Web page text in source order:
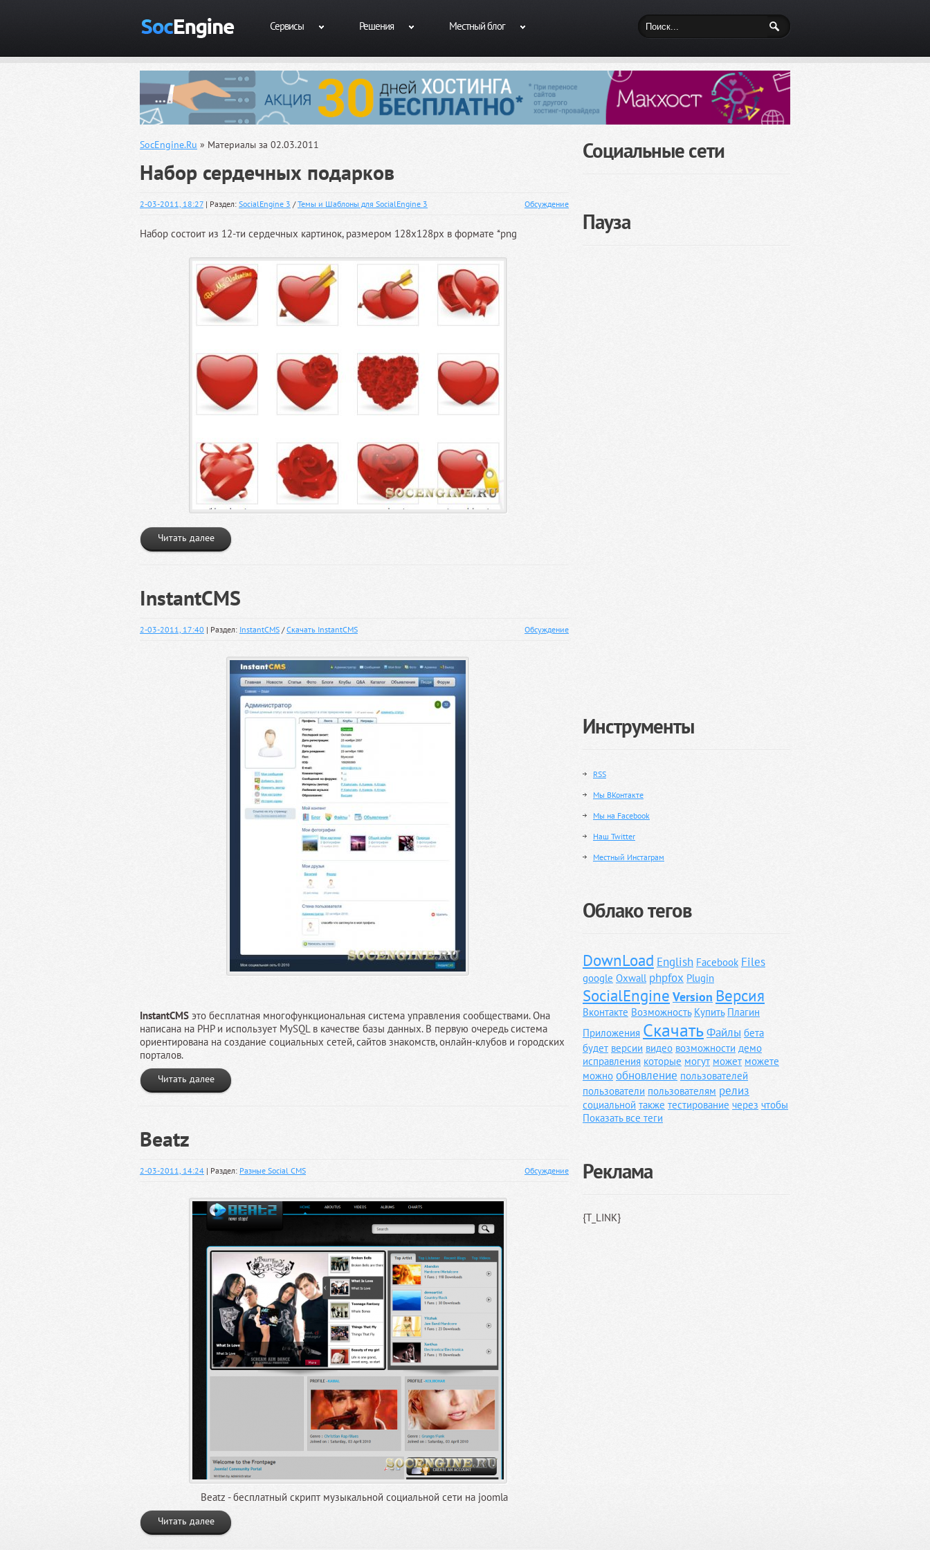
Сервисы Решения Местный блог
SocEngine.Ru » Материалы за 02.03.2011
Набор сердечных подарков
2-03-2011, 18:27 | Раздел: SocialEngine 3 /Темы и Шаблоны для SocialEngine 3 Обсуждение
Набор состоит из 12-ти сердечных картинок, размером 128х128px в формате *png
Читать далее
InstantCMS
2-03-2011, 17:40 | Раздел: InstantCMS /Скачать InstantCMS Обсуждение
InstantCMS это бесплатная многофункциональная система управления сообществами. Она
написана на PHP и использует MySQL в качестве базы данных. В первую очередь система
ориентирована на создание социальных сетей, сайтов знакомств, онлайн-клубов и городских
порталов.
Читать далее
Beatz
2-03-2011, 14:24 | Раздел: Разные Social CMS Обсуждение
Beatz - бесплатный скрипт музыкальной социальной сети на joomla
Читать далее
Социальные сети
Пауза
Инструменты
RSS
Мы ВКонтакте
Мы на Facebook
Наш Twitter
Местный Инстаграм
Облако тегов
DownLoad English Facebook Files
google Oxwall phpfox Plugin
SocialEngine Version Версия
Вконтакте Возможность Купить Плагин
Приложения СкачатьФайлы бета
будет версии видео возможности демо
исправления которые могут может можете
можно обновление пользователей
пользователи пользователям релиз
социальной также тестирование через чтобы
Показать все теги
Реклама
{T_LINK}